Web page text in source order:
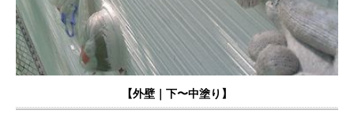
【外壁｜下〜中塗り】